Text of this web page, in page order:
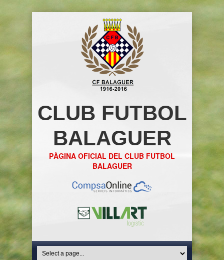
CLUB FUTBOL
BALAGUER
PÀGINA OFICIAL DEL CLUB FUTBOL
BALAGUER